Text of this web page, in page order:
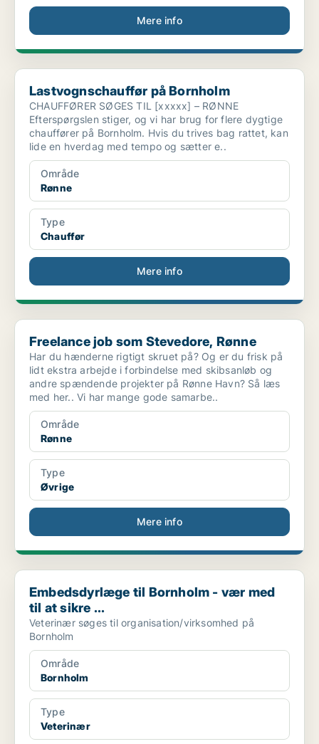
Mere info
Lastvognschauffør på Bornholm
Lastvognschauffør på Bornholm
CHAUFFØRER SØGES TIL [xxxxx] – RØNNE
Efterspørgslen stiger, og vi har brug for flere dygtige
chauffører på Bornholm. Hvis du trives bag rattet, kan
lide en hverdag med tempo og sætter e..
Område
Rønne
Type
Chauffør
Mere info
Freelance job som Stevedore, Rønne
Freelance job som Stevedore, Rønne
Har du hænderne rigtigt skruet på? Og er du frisk på
lidt ekstra arbejde i forbindelse med skibsanløb og
andre spændende projekter på Rønne Havn? Så læs
med her.. Vi har mange gode samarbe..
Område
Rønne
Type
Øvrige
Mere info
Embedsdyrlæge til Bornholm - vær med til at sikre ...
Embedsdyrlæge til Bornholm - vær med
til at sikre ...
Veterinær søges til organisation/virksomhed på
Bornholm
Område
Bornholm
Type
Veterinær